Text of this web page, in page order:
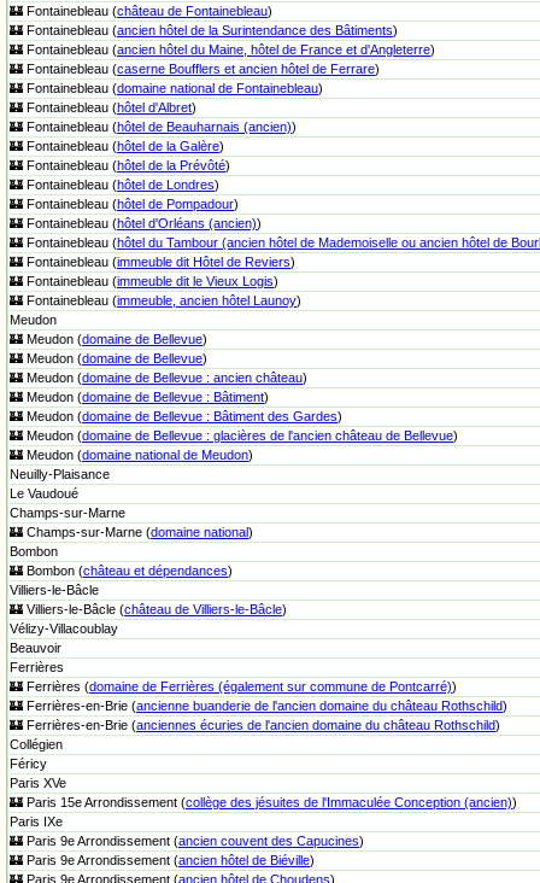
🏰 Fontainebleau (château de Fontainebleau)
🏰 Fontainebleau (ancien hôtel de la Surintendance des Bâtiments)
🏰 Fontainebleau (ancien hôtel du Maine, hôtel de France et d'Angleterre)
🏰 Fontainebleau (caserne Boufflers et ancien hôtel de Ferrare)
🏰 Fontainebleau (domaine national de Fontainebleau)
🏰 Fontainebleau (hôtel d'Albret)
🏰 Fontainebleau (hôtel de Beauharnais (ancien))
🏰 Fontainebleau (hôtel de la Galère)
🏰 Fontainebleau (hôtel de la Prévôté)
🏰 Fontainebleau (hôtel de Londres)
🏰 Fontainebleau (hôtel de Pompadour)
🏰 Fontainebleau (hôtel d'Orléans (ancien))
🏰 Fontainebleau (hôtel du Tambour (ancien hôtel de Mademoiselle ou ancien hôtel de
🏰 Fontainebleau (immeuble dit Hôtel de Reviers)
🏰 Fontainebleau (immeuble dit le Vieux Logis)
🏰 Fontainebleau (immeuble, ancien hôtel Launoy)
Meudon
🏰 Meudon (domaine de Bellevue)
🏰 Meudon (domaine de Bellevue)
🏰 Meudon (domaine de Bellevue : ancien château)
🏰 Meudon (domaine de Bellevue : Bâtiment)
🏰 Meudon (domaine de Bellevue : Bâtiment des Gardes)
🏰 Meudon (domaine de Bellevue : glacières de l'ancien château de Bellevue)
🏰 Meudon (domaine national de Meudon)
Neuilly-Plaisance
Le Vaudoué
Champs-sur-Marne
🏰 Champs-sur-Marne (domaine national)
Bombon
🏰 Bombon (château et dépendances)
Villiers-le-Bâcle
🏰 Villiers-le-Bâcle (château de Villiers-le-Bâcle)
Vélizy-Villacoublay
Beauvoir
Ferrières
🏰 Ferrières (domaine de Ferrières (également sur commune de Pontcarré))
🏰 Ferrières-en-Brie (ancienne buanderie de l'ancien domaine du château Rothschild)
🏰 Ferrières-en-Brie (anciennes écuries de l'ancien domaine du château Rothschild)
Collégien
Féricy
Paris XVe
🏰 Paris 15e Arrondissement (collège des jésuites de l'Immaculée Conception (ancien))
Paris IXe
🏰 Paris 9e Arrondissement (ancien couvent des Capucines)
🏰 Paris 9e Arrondissement (ancien hôtel de Biéville)
🏰 Paris 9e Arrondissement (ancien hôtel de Choudens)